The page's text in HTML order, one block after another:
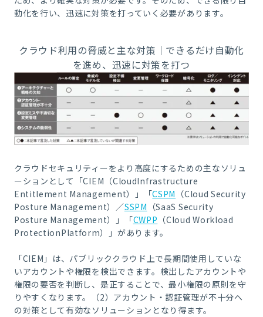
動化を行い、迅速に対策を打っていく必要があります。
クラウド利用の脅威と主な対策｜ できるだけ自動化
を進め、迅速に対策を打つ
クラウドセキュリティーをより高度にするための主なソリュ
ーションとして「CIEM（CloudInfrastructure
Entitlement Management）」「CSPM （Cloud Security
Posture Management）／SSPM （SaaS Security
Posture Management）」「CWPP （Cloud Workload
ProtectionPlatform）」があります。
「CIEM」は、パブリッククラウド上で長期間使用していな
いアカウントや権限を検出できます。検出したアカウントや
権限の要否を判断し、是正することで、最小権限の原則を守
りやすくなります。（2）アカウント・認証管理が不十分へ
の対策として有効なソリューションとなり得ます。